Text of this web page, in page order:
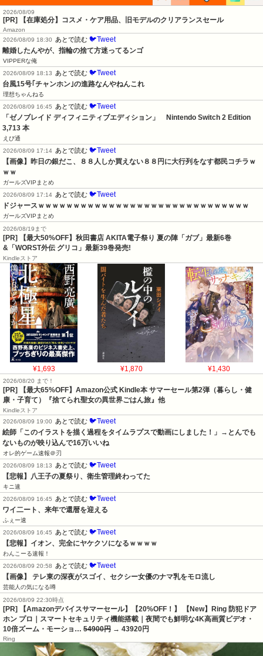
2026/08/09
[PR] 【在庫処分】コスメ・ケア用品、旧モデルのクリアランスセール
Amazon
2026/08/09 18:30
あとで読む 🐦Tweet
離婚したんやが、指輪の捨て方迷ってるンゴ
VIPPERな俺
2026/08/09 18:13
あとで読む 🐦Tweet
台風15号｢チャンホン｣の進路なんやねんこれ
理想ちゃんねる
2026/08/09 16:45
あとで読む 🐦Tweet
「ゼノブレイド ディフィニティブエディション」　Nintendo Switch 2 Edition
3,713 本
えび通
2026/08/09 17:14 あとで読む 🐦Tweet
【画像】昨日の銀だこ、８８人しか買えない８８円に大行列をなす都民コチラｗ
ｗｗ
ガールズVIPまとめ
2026/08/09 17:14 あとで読む 🐦Tweet
ドジャースｗｗｗｗｗｗｗｗｗｗｗｗｗｗｗｗｗｗｗｗｗｗｗｗｗｗｗｗｗｗ
ガールズVIPまとめ
2026/08/19まで
[PR] 【最大50%OFF】秋田書店 AKITA電子祭り 夏の陣「ガブ」最新6巻
&「WORST外伝 グリコ」最新39巻発売!
Kindleストア
¥1,693 ¥1,870 ¥1,430
2026/08/20 まで！
[PR]
【最大65%OFF】Amazon公式 Kindle本 サマーセール第2弾（暮らし・健
康・子育て）『捨てられ聖女の異世界ごはん旅』他
Kindleストア
2026/08/09 19:00
あとで読む 🐦Tweet
絵師「このイラストを描く過程をタイムラプスで動画にしました！」→とんでも
ないものが映り込んで16万いいね
オレ的ゲーム速報＠刃
2026/08/09 18:13
あとで読む 🐦Tweet
【悲報】八王子の夏祭り、衛生管理終わってた
キニ速
2026/08/09 16:45
あとで読む 🐦Tweet
ワイ二ート、来年で還暦を迎える
ふぇー速
2026/08/09 16:45
あとで読む 🐦Tweet
【悲報】イオン、完全にヤケクソになるｗｗｗｗ
わんこーる速報！
2026/08/09 20:58
あとで読む 🐦Tweet
【画像】 テレ東の深夜がスゴイ、セクシー女優のナマ乳をモロ流し
芸能人の気になる噂
2026/08/09 22:30時点
[PR] 【Amazonデバイスサマーセール】【20%OFF！】 【New】Ring 防犯ドア
ホン プロ｜スマートセキュリティ機能搭載｜夜間でも鮮明な4K高画質ビデオ・
10倍ズーム・モーショ… 54900円 → 43920円
Ring